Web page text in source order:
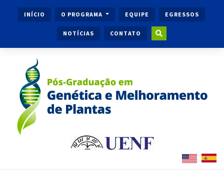
INÍCIO O PROGRAMA EQUIPE EGRESSOS
NOTÍCIAS CONTATO